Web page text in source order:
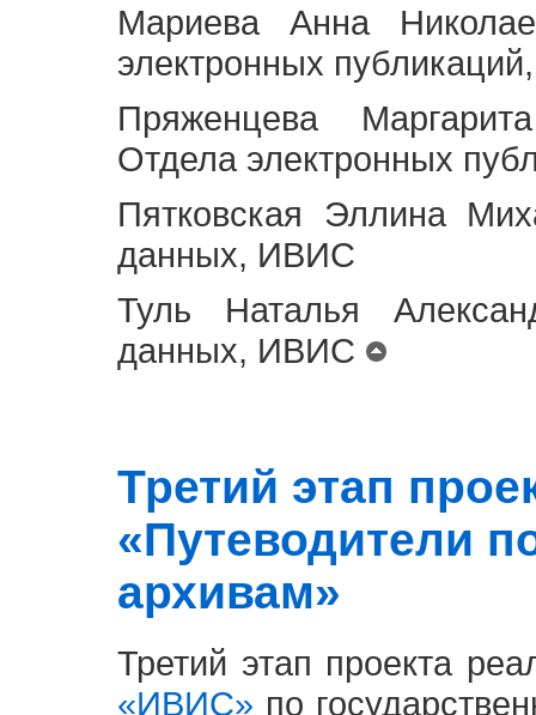
Мариева Анна
электронных
Пряженцева
Отдела электронных
Пятковская Эллина
данных, ИВИС
Туль Наталья
данных, ИВИС
Третий этап
«Путеводители
архивам»
Третий этап проекта
«ИВИС» по